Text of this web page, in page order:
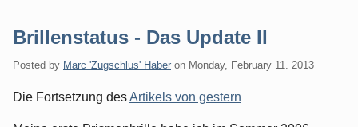
Brillenstatus - Das Update II
Posted by Marc 'Zugschlus' Haber on Monday, February 11. 2013
Die Fortsetzung desArtikels von gestern